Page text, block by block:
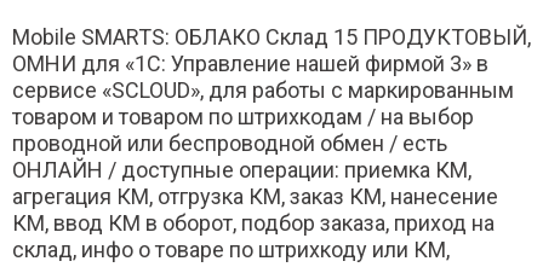
Mobile SMARTS: ОБЛАКО Склад 15 ПРОДУКТОВЫЙ,
ОМНИ для «1С: Управление нашей фирмой 3» в
сервисе «SCLOUD», для работы с маркированным
товаром и товаром по штрихкодам / на выбор
проводной или беспроводной обмен / есть
ОНЛАЙН / доступные операции: приемка КМ,
агрегация КМ, отгрузка КМ, заказ КМ, нанесение
КМ, ввод КМ в оборот, подбор заказа, приход на
склад, инфо о товаре по штрихкоду или КМ,